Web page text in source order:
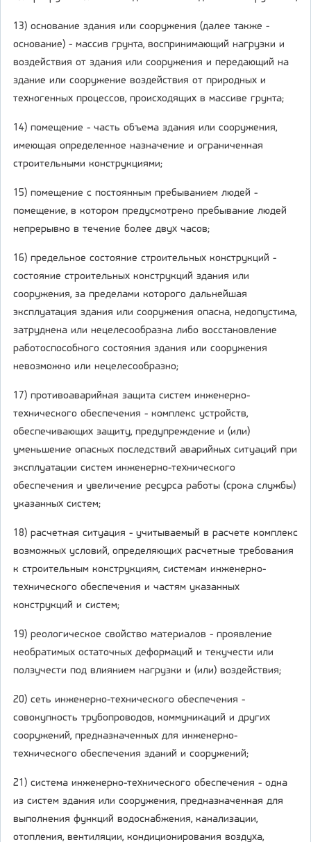
13) основание здания или сооружения (далее также -
основание) - массив грунта, воспринимающий нагрузки и
воздействия от здания или сооружения и передающий на
здание или сооружение воздействия от природных и
техногенных процессов, происходящих в массиве грунта;
14) помещение - часть объема здания или сооружения,
имеющая определенное назначение и ограниченная
строительными конструкциями;
15) помещение с постоянным пребыванием людей -
помещение, в котором предусмотрено пребывание людей
непрерывно в течение более двух часов;
16) предельное состояние строительных конструкций -
состояние строительных конструкций здания или
сооружения, за пределами которого дальнейшая
эксплуатация здания или сооружения опасна, недопустима,
затруднена или нецелесообразна либо восстановление
работоспособного состояния здания или сооружения
невозможно или нецелесообразно;
17) противоаварийная защита систем инженерно-
технического обеспечения - комплекс устройств,
обеспечивающих защиту, предупреждение и (или)
уменьшение опасных последствий аварийных ситуаций при
эксплуатации систем инженерно-технического
обеспечения и увеличение ресурса работы (срока службы)
указанных систем;
18) расчетная ситуация - учитываемый в расчете комплекс
возможных условий, определяющих расчетные требования
к строительным конструкциям, системам инженерно-
технического обеспечения и частям указанных
конструкций и систем;
19) реологическое свойство материалов - проявление
необратимых остаточных деформаций и текучести или
ползучести под влиянием нагрузки и (или) воздействия;
20) сеть инженерно-технического обеспечения -
совокупность трубопроводов, коммуникаций и других
сооружений, предназначенных для инженерно-
технического обеспечения зданий и сооружений;
21) система инженерно-технического обеспечения - одна
из систем здания или сооружения, предназначенная для
выполнения функций водоснабжения, канализации,
отопления, вентиляции, кондиционирования воздуха,